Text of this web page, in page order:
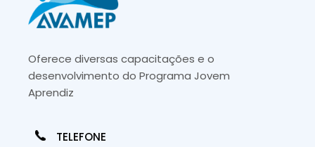
Oferece diversas capacitações e o
desenvolvimento do Programa Jovem
Aprendiz
TELEFONE